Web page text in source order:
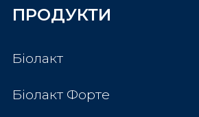
ПРОДУКТИ
Біолакт
Біолакт Форте